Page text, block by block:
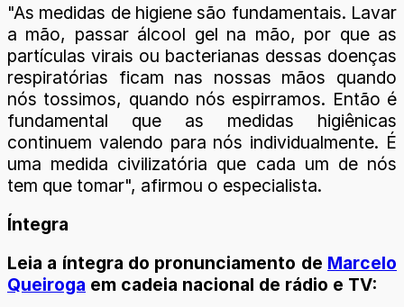
"As medidas de higiene são fundamentais. Lavar
a mão, passar álcool gel na mão, por que as
partículas virais ou bacterianas dessas doenças
respiratórias ficam nas nossas mãos quando
nós tossimos, quando nós espirramos. Então é
fundamental que as medidas higiênicas
continuem valendo para nós individualmente. É
uma medida civilizatória que cada um de nós
tem que tomar", afirmou o especialista.
Íntegra
Leia a íntegra do pronunciamento de Marcelo
Queiroga em cadeia nacional de rádio e TV: